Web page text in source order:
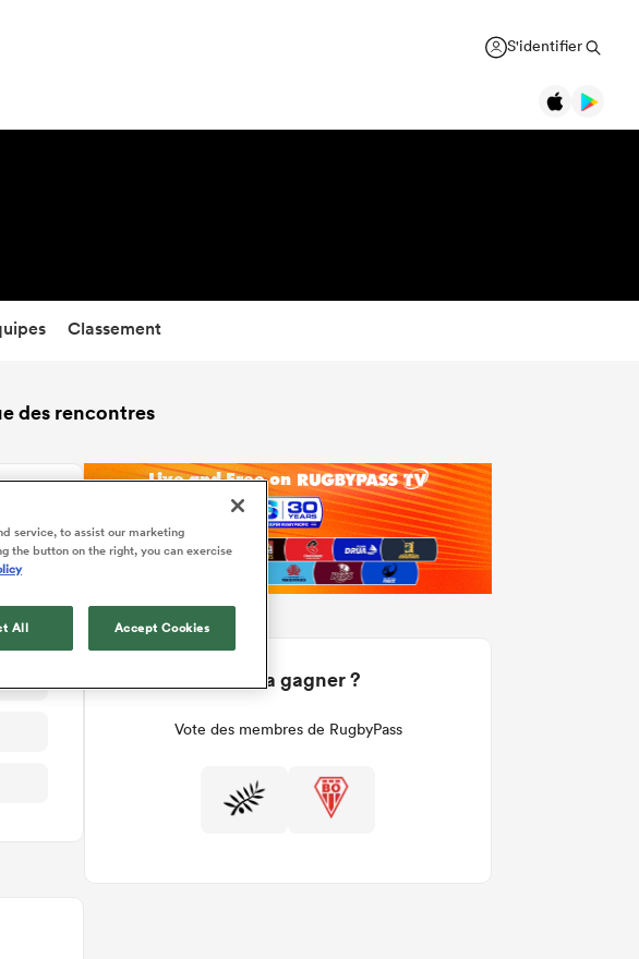
S'identifier
Classement
des rencontres
Qui va gagner ?
Vote des membres de RugbyPass
service, to assist our marketing
the button on the right, you can exercise
All Accept Cookies